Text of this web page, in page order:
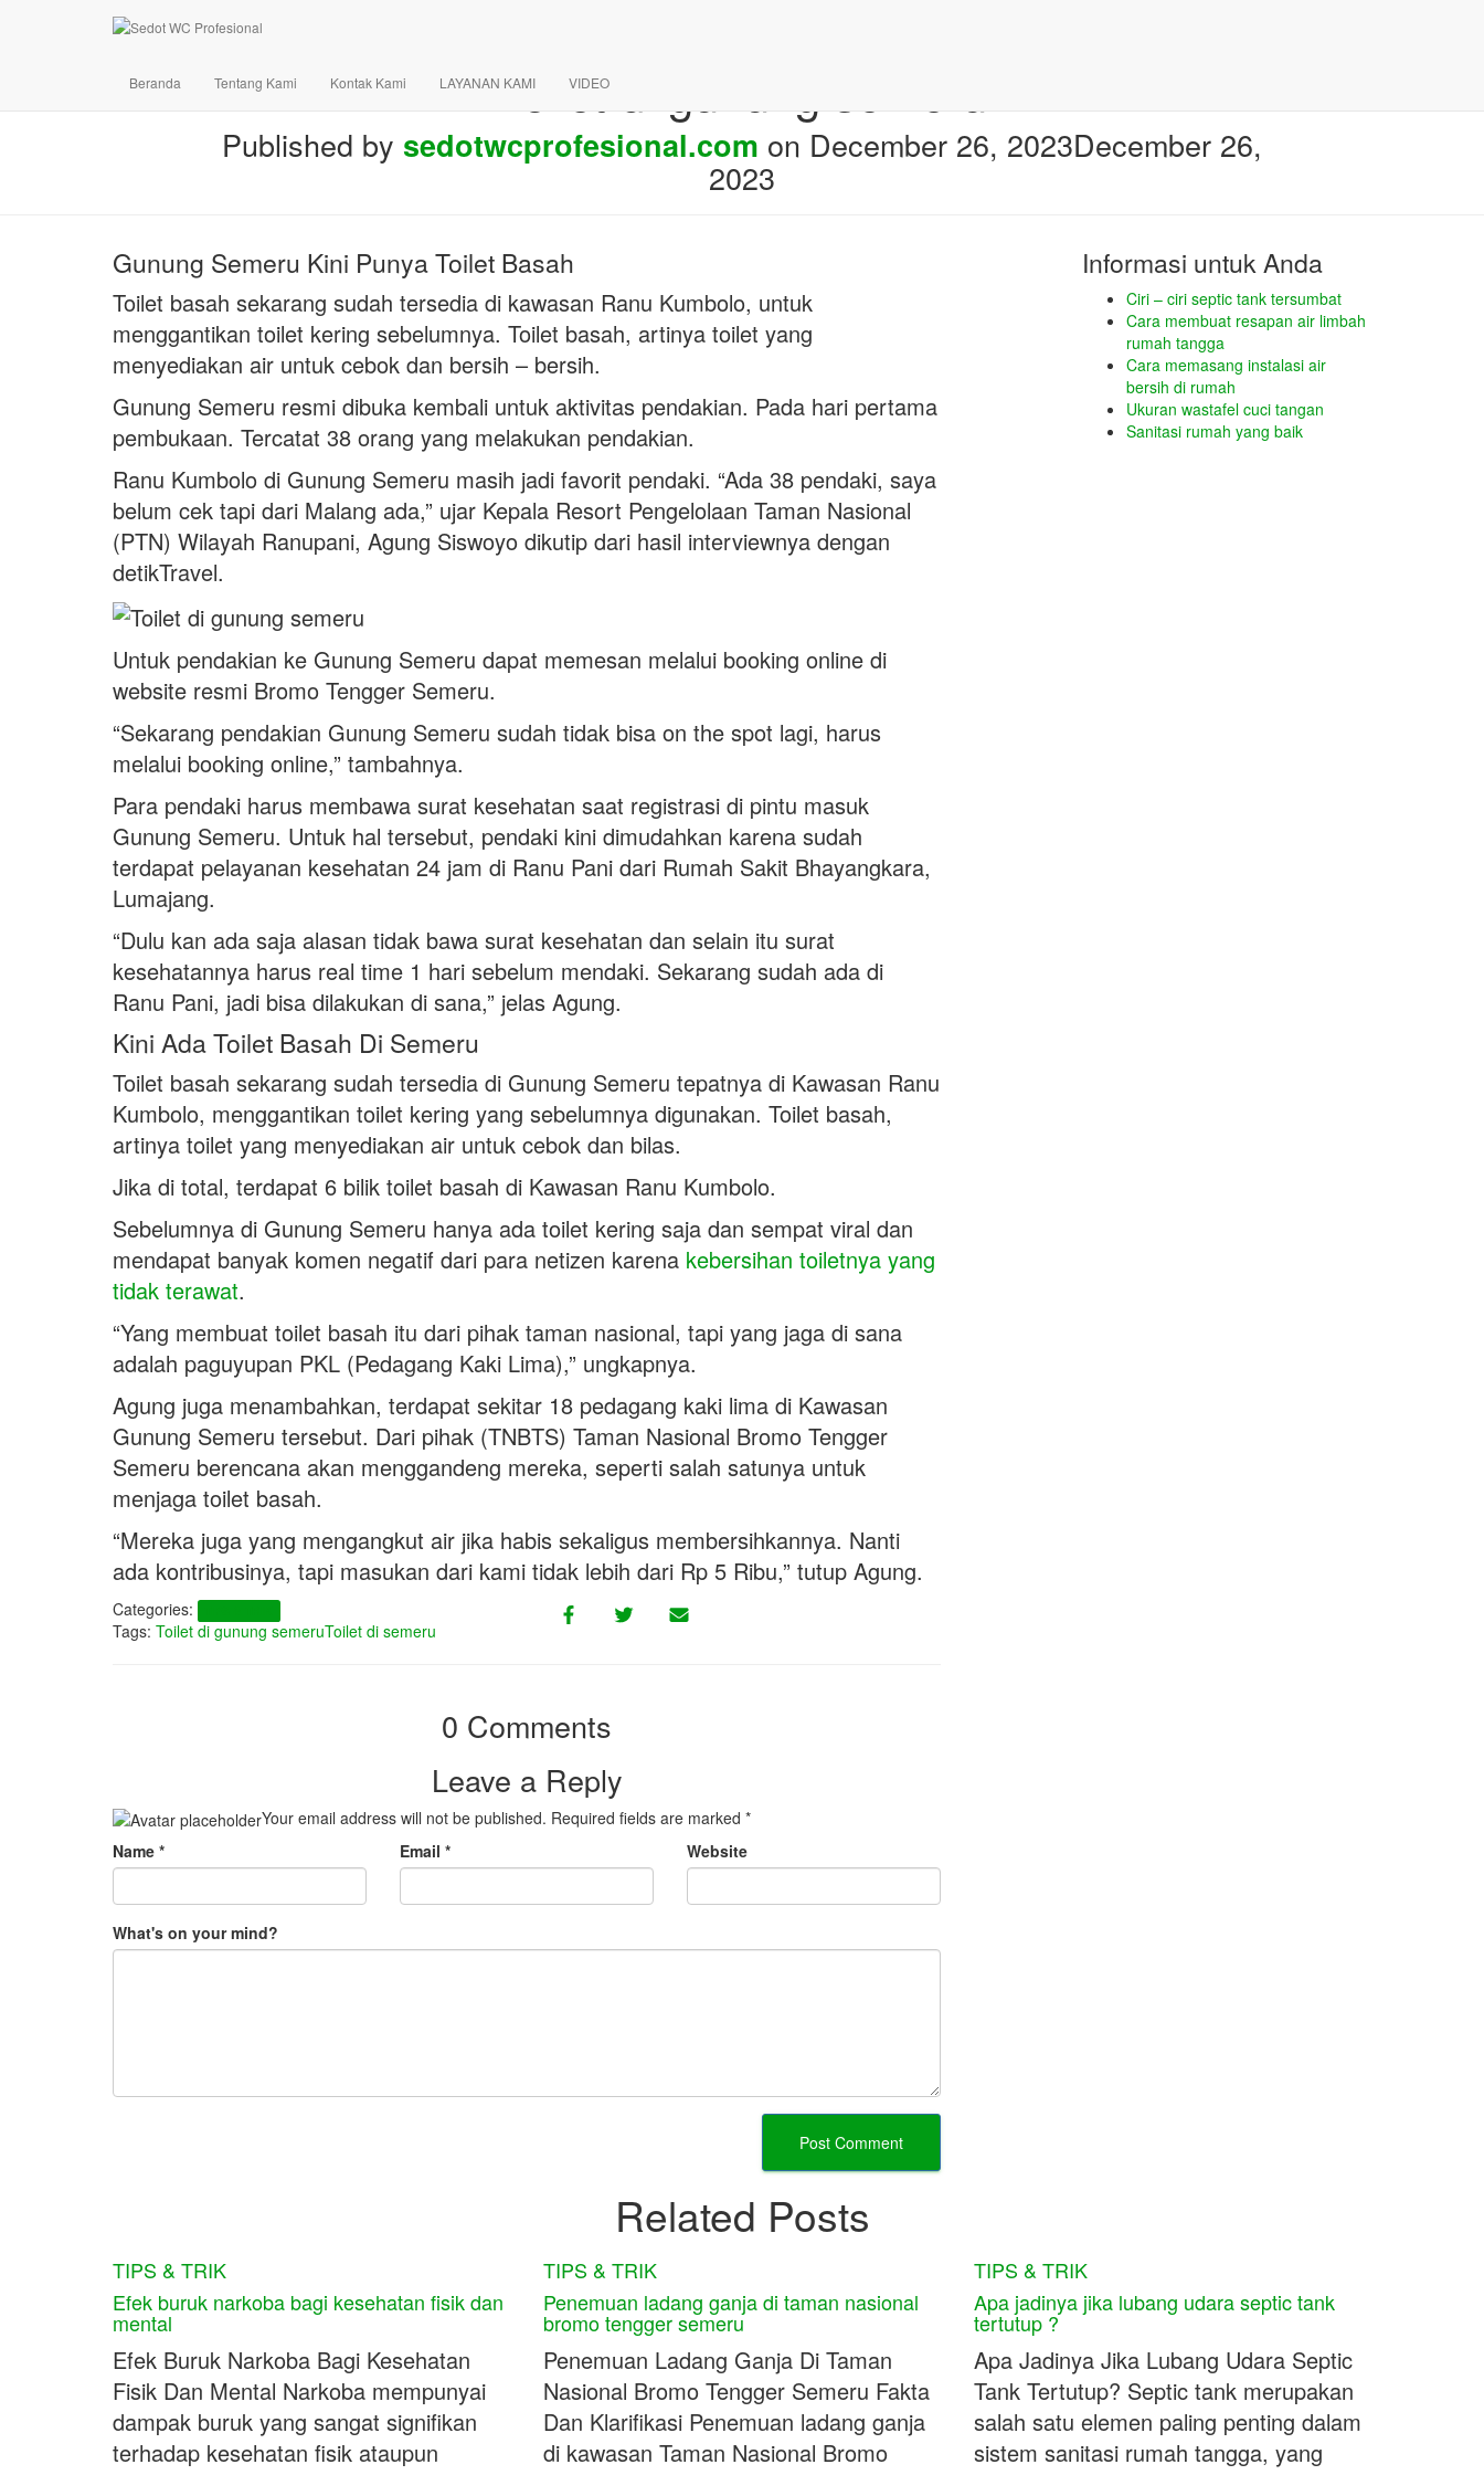
Beranda Tentang Kami Kontak Kami LAYANAN KAMI VIDEO
Toilet di gunung semeru
Published by sedotwcprofesional.com on December 26, 2023December 26,
2023
Gunung Semeru Kini Punya Toilet Basah
Toilet basah sekarang sudah tersedia di kawasan Ranu Kumbolo, untuk
menggantikan toilet kering sebelumnya. Toilet basah, artinya toilet yang
menyediakan air untuk cebok dan bersih – bersih.
Gunung Semeru resmi dibuka kembali untuk aktivitas pendakian. Pada hari pertama
pembukaan. Tercatat 38 orang yang melakukan pendakian.
Ranu Kumbolo di Gunung Semeru masih jadi favorit pendaki. “Ada 38 pendaki, saya
belum cek tapi dari Malang ada,” ujar Kepala Resort Pengelolaan Taman Nasional
(PTN) Wilayah Ranupani, Agung Siswoyo dikutip dari hasil interviewnya dengan
detikTravel.
Untuk pendakian ke Gunung Semeru dapat memesan melalui booking online di
website resmi Bromo Tengger Semeru.
“Sekarang pendakian Gunung Semeru sudah tidak bisa on the spot lagi, harus
melalui booking online,” tambahnya.
Para pendaki harus membawa surat kesehatan saat registrasi di pintu masuk
Gunung Semeru. Untuk hal tersebut, pendaki kini dimudahkan karena sudah
terdapat pelayanan kesehatan 24 jam di Ranu Pani dari Rumah Sakit Bhayangkara,
Lumajang.
“Dulu kan ada saja alasan tidak bawa surat kesehatan dan selain itu surat
kesehatannya harus real time 1 hari sebelum mendaki. Sekarang sudah ada di
Ranu Pani, jadi bisa dilakukan di sana,” jelas Agung.
Kini Ada Toilet Basah Di Semeru
Toilet basah sekarang sudah tersedia di Gunung Semeru tepatnya di Kawasan Ranu
Kumbolo, menggantikan toilet kering yang sebelumnya digunakan. Toilet basah,
artinya toilet yang menyediakan air untuk cebok dan bilas.
Jika di total, terdapat 6 bilik toilet basah di Kawasan Ranu Kumbolo.
Sebelumnya di Gunung Semeru hanya ada toilet kering saja dan sempat viral dan
mendapat banyak komen negatif dari para netizen karena kebersihan toiletnya yang
tidak terawat.
“Yang membuat toilet basah itu dari pihak taman nasional, tapi yang jaga di sana
adalah paguyupan PKL (Pedagang Kaki Lima),” ungkapnya.
Agung juga menambahkan, terdapat sekitar 18 pedagang kaki lima di Kawasan
Gunung Semeru tersebut. Dari pihak (TNBTS) Taman Nasional Bromo Tengger
Semeru berencana akan menggandeng mereka, seperti salah satunya untuk
menjaga toilet basah.
“Mereka juga yang mengangkut air jika habis sekaligus membersihkannya. Nanti
ada kontribusinya, tapi masukan dari kami tidak lebih dari Rp 5 Ribu,” tutup Agung.
Categories:
Tags: Toilet di gunung semeruToilet di semeru
0 Comments
Leave a Reply
Your email address will not be published. Required fields are marked *
Name * Email * Website
What's on your mind?
Informasi untuk Anda
Ciri – ciri septic tank tersumbat
Cara membuat resapan air limbah
rumah tangga
Cara memasang instalasi air
bersih di rumah
Ukuran wastafel cuci tangan
Sanitasi rumah yang baik
Related Posts
TIPS & TRIK
Efek buruk narkoba bagi kesehatan fisik dan
mental
Efek Buruk Narkoba Bagi Kesehatan
Fisik Dan Mental Narkoba mempunyai
dampak buruk yang sangat signifikan
terhadap kesehatan fisik ataupun
TIPS & TRIK
Penemuan ladang ganja di taman nasional
bromo tengger semeru
Penemuan Ladang Ganja Di Taman
Nasional Bromo Tengger Semeru Fakta
Dan Klarifikasi Penemuan ladang ganja
di kawasan Taman Nasional Bromo
TIPS & TRIK
Apa jadinya jika lubang udara septic tank
tertutup ?
Apa Jadinya Jika Lubang Udara Septic
Tank Tertutup? Septic tank merupakan
salah satu elemen paling penting dalam
sistem sanitasi rumah tangga, yang